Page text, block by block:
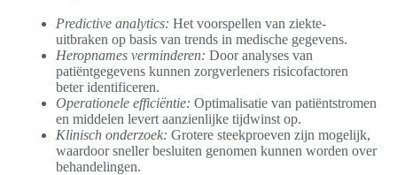
Predictive analytics: Het voorspellen van ziekte-
uitbraken op basis van trends in medische gegevens.
Heropnames verminderen: Door analyses van
patiëntgegevens kunnen zorgverleners risicofactoren
beter identificeren.
Operationele efficiëntie: Optimalisatie van patiëntstromen
en middelen levert aanzienlijke tijdwinst op.
Klinisch onderzoek: Grotere steekproeven zijn mogelijk,
waardoor sneller besluiten genomen kunnen worden over
behandelingen.